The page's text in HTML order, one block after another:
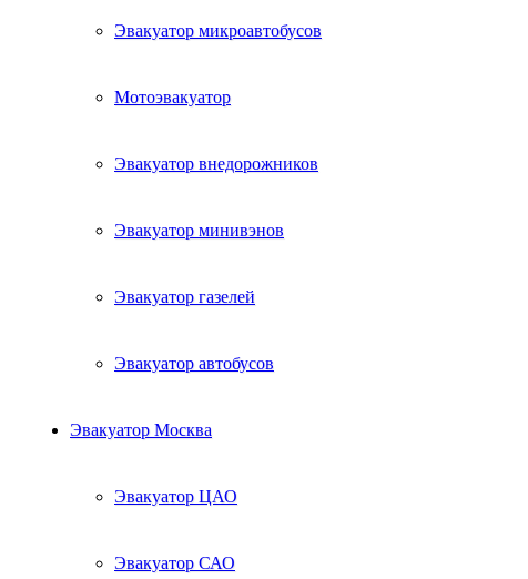
Эвакуатор микроавтобусов
Мотоэвакуатор
Эвакуатор внедорожников
Эвакуатор минивэнов
Эвакуатор газелей
Эвакуатор автобусов
Эвакуатор Москва
Эвакуатор ЦАО
Эвакуатор САО